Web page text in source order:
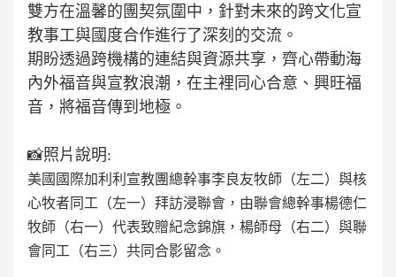
雙方在溫馨的團契氛圍中，針對未來的跨文化宣
教事工與國度合作進行了深刻的交流。
期盼透過跨機構的連結與資源共享，齊心帶動海
內外福音與宣教浪潮，在主裡同心合意、興旺福
音，將福音傳到地極。
📸照片說明:
美國國際加利利宣教團總幹事李良友牧師（左二）與核
心牧者同工（左一）拜訪浸聯會，由聯會總幹事楊德仁
牧師（右一）代表致贈紀念錦旗，楊師母（右二）與聯
會同工（右三）共同合影留念。